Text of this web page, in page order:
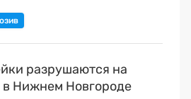
разрушаются на
в Нижнем Новгороде